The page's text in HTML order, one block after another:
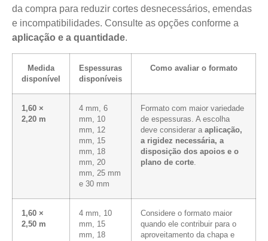
da compra para reduzir cortes desnecessários, emendas
e incompatibilidades. Consulte as opções conforme a
aplicação e a quantidade.
Medida
disponível
Espessuras
disponíveis
Como avaliar o formato
1,60 ×
2,20 m
4 mm, 6
mm, 10
mm, 12
mm, 15
mm, 18
mm, 20
mm, 25 mm
e 30 mm
Formato com maior variedade
de espessuras. A escolha
deve considerar a aplicação,
a rigidez necessária, a
disposição dos apoios e o
plano de corte.
1,60 ×
2,50 m
4 mm, 10
mm, 15
mm, 18
Considere o formato maior
quando ele contribuir para o
aproveitamento da chapa e